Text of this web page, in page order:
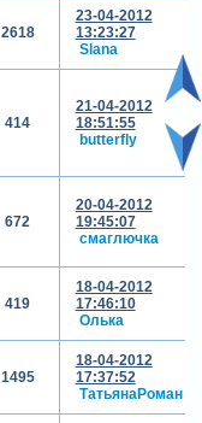
2618
23-04-2012
13:23:27
Slana
414
21-04-2012
18:51:55
butterfly
672
20-04-2012
19:45:07
смаглючка
419
18-04-2012
17:46:10
Олька
1495
18-04-2012
17:37:52
ТатьянаРоман